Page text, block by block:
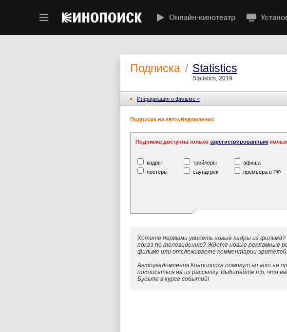
Онлайн-кинотеатр
Подписка / Statistics
Statistics, 2019
Информация o фильме »
Подписка на автоуведомления
Подписка доступна только зарегистрированным
кадры трейлеры афиша
постеры
саундтрек
премьера в РФ
Хотите первыми увидеть новые кадры из
показ по телевидению? Ждете новые рекламные
фильме или отслеживаете комментарии
Автоуведомления Кинопоиска помогут ничего не
подписаться на их рассылку. Выбирайте то, что
Будьте в курсе событий!